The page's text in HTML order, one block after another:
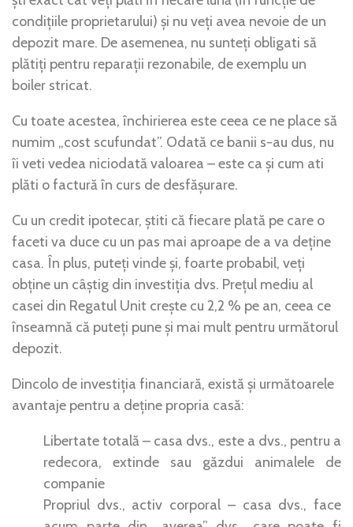
condițiile proprietarului) și nu veți avea nevoie de un
depozit mare. De asemenea, nu sunteți obligati să
plătiți pentru reparații rezonabile, de exemplu un
boiler stricat.
Cu toate acestea, închirierea este ceea ce ne place să
numim „cost scufundat”. Odată ce banii s-au dus, nu
îi veti vedea niciodată valoarea – este ca și cum ati
plăti o factură în curs de desfășurare.
Cu un credit ipotecar, știti că fiecare plată pe care o
faceti va duce cu un pas mai aproape de a va deține
casa. În plus, puteți vinde și, foarte probabil, veți
obține un câștig din investiția dvs. Prețul mediu al
casei din Regatul Unit crește cu 2,2 % pe an, ceea ce
înseamnă că puteți pune și mai mult pentru următorul
depozit.
Dincolo de investiția financiară, există și următoarele
avantaje pentru a deține propria casă:
Libertate totală – casa dvs., este a dvs., pentru a
redecora, extinde sau găzdui animalele de
companie
Propriul dvs., activ corporal – casa dvs., face